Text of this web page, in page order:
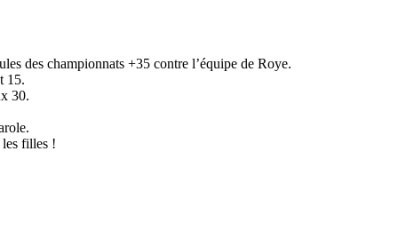
des championnats +35 contre l’équipe de Roye.
15.
30.
filles !